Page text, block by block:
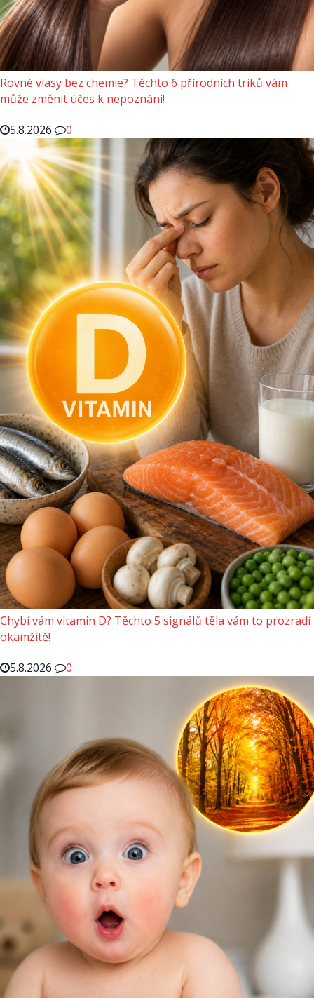
Rovné vlasy bez chemie? Těchto 6 přírodních triků vám
může změnit účes k nepoznání!
5.8.2026
0
Chybí vám vitamin D? Těchto 5 signálů těla vám to prozradí
okamžitě!
5.8.2026
0